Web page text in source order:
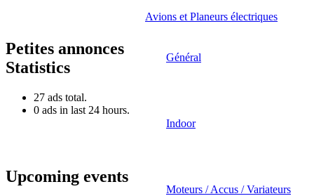
Petites annonces
Statistics
27 ads total.
0 ads in last 24 hours.
Upcoming events
Avions et Planeurs électriques
Général
Indoor
Moteurs / Accus / Variateurs